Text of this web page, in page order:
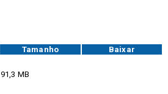
Tamanho Baixar
91,3 MB